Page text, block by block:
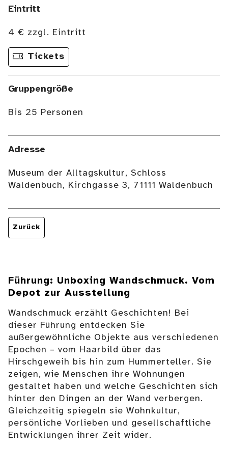
Eintritt
4 € zzgl. Eintritt
Tickets
Gruppengröße
Bis 25 Personen
Adresse
Museum der Alltagskultur, Schloss
Waldenbuch, Kirchgasse 3, 71111 Waldenbuch
Zurück
Führung: Unboxing Wandschmuck. Vom
Depot zur Ausstellung
Wandschmuck erzählt Geschichten! Bei
dieser Führung entdecken Sie
außergewöhnliche Objekte aus verschiedenen
Epochen – vom Haarbild über das
Hirschgeweih bis hin zum Hummerteller. Sie
zeigen, wie Menschen ihre Wohnungen
gestaltet haben und welche Geschichten sich
hinter den Dingen an der Wand verbergen.
Gleichzeitig spiegeln sie Wohnkultur,
persönliche Vorlieben und gesellschaftliche
Entwicklungen ihrer Zeit wider.